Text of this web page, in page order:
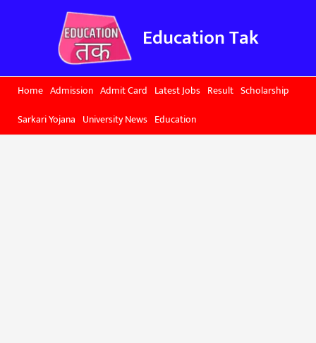
Education Tak
Home Admission Admit Card Latest Jobs Result Scholarship
Sarkari Yojana University News Education